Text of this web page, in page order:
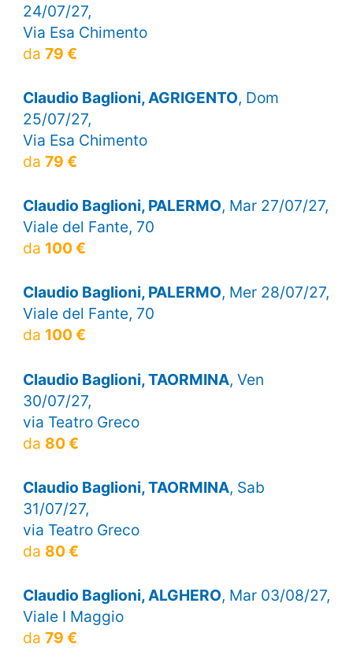
24/07/27,
Via Esa Chimento
da 79 €
Claudio Baglioni, AGRIGENTO, Dom
25/07/27,
Via Esa Chimento
da 79 €
Claudio Baglioni, PALERMO, Mar 27/07/27,
Viale del Fante, 70
da 100 €
Claudio Baglioni, PALERMO, Mer 28/07/27,
Viale del Fante, 70
da 100 €
Claudio Baglioni, TAORMINA, Ven
30/07/27,
via Teatro Greco
da 80 €
Claudio Baglioni, TAORMINA, Sab
31/07/27,
via Teatro Greco
da 80 €
Claudio Baglioni, ALGHERO, Mar 03/08/27,
Viale I Maggio
da 79 €